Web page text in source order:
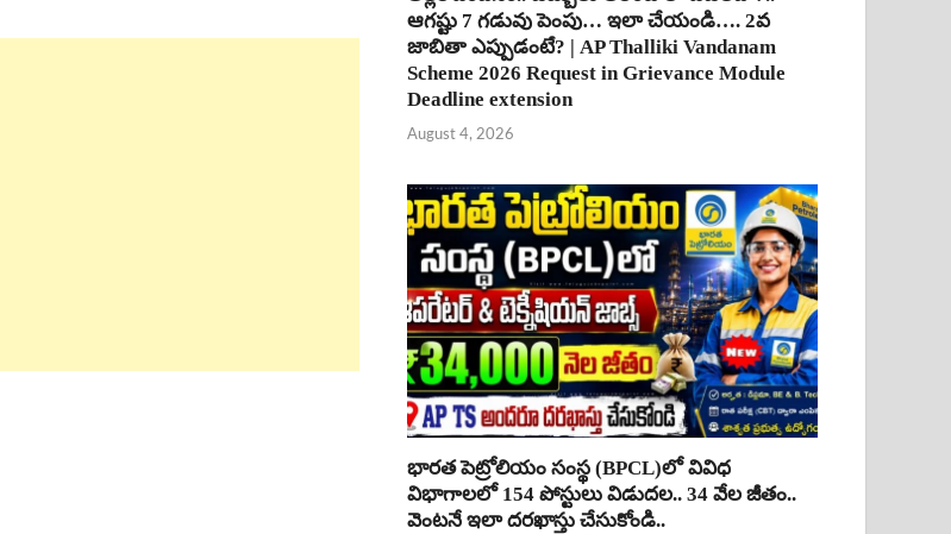
ఆగష్టు 7 గడువు పెంపు… ఇలా చేయండి…. 2వ
జాబితా ఎప్పుడంటే? | AP Thalliki Vandanam
Scheme 2026 Request in Grievance Module
Deadline extension
August 4, 2026
భారత పెట్రోలియం సంస్థ (BPCL)లో వివిధ
విభాగాలలో 154 పోస్టులు విడుదల.. 34 వేల జీతం..
వెంటనే ఇలా దరఖాస్తు చేసుకోండి..